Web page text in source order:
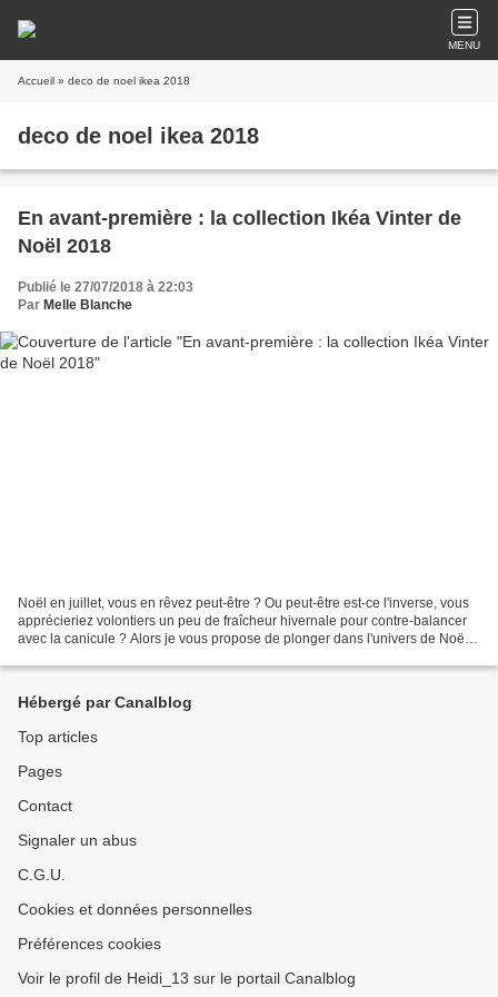
MENU
Accueil » deco de noel ikea 2018
deco de noel ikea 2018
En avant-première : la collection Ikéa Vinter de
Noël 2018
Publié le 27/07/2018 à 22:03
Par Melle Blanche
Noël en juillet, vous en rêvez peut-être ? Ou peut-être est-ce l'inverse, vous
apprécieriez volontiers un peu de fraîcheur hivernale pour contre-balancer
avec la canicule ? Alors je vous propose de plonger dans l'univers de Noël
Hébergé par Canalblog
Top articles
Pages
Contact
Signaler un abus
C.G.U.
Cookies et données personnelles
Préférences cookies
Voir le profil de Heidi_13 sur le portail Canalblog